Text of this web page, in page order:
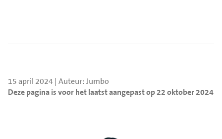
15 april 2024 | Auteur: Jumbo
Deze pagina is voor het laatst aangepast op 22 oktober 2024